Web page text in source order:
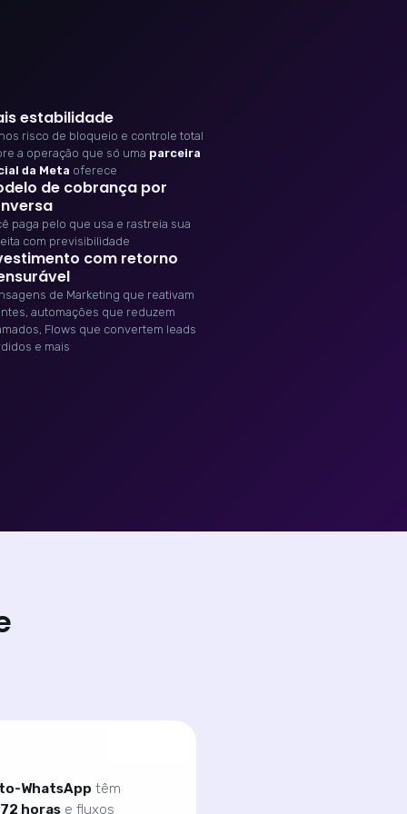
estabilidade
risco de bloqueio e controle total
a operação que só uma parceira
da Meta oferece
de cobrança por
paga pelo que usa e rastreia sua
com previsibilidade
com retorno
de Marketing que reativam
automações que reduzem
Flows que convertem leads
e mais
WhatsApp têm
72 horas e fluxos